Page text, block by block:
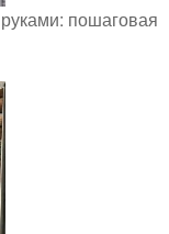
пошаговая